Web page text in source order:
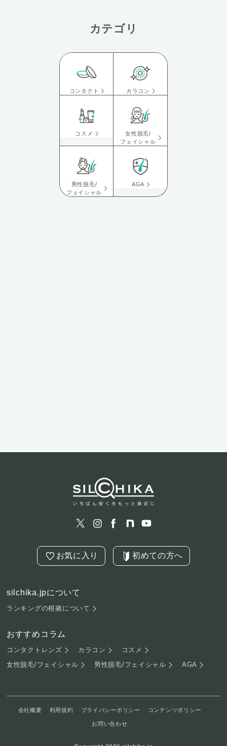
カテゴリ
コンタクト カラコン
コスメ
女性脱毛/
フェイシャル
男性脱毛/
フェイシャル
AGA
お気に入り 初めての方へ
silchika.jpについて
ランキングの根拠について
おすすめコラム
コンタクトレンズ カラコン
コスメ
女性脱毛/フェイシャル
男性脱毛/フェイシャル AGA
会社概要 利用規約 プライバシーポリシー コンテンツポリシー
お問い合わせ